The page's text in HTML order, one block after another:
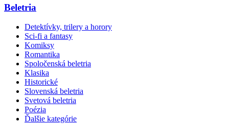
Beletria
Detektívky, trilery a horory
Sci-fi a fantasy
Komiksy
Romantika
Spoločenská beletria
Klasika
Historické
Slovenská beletria
Svetová beletria
Poézia
Ďalšie kategórie